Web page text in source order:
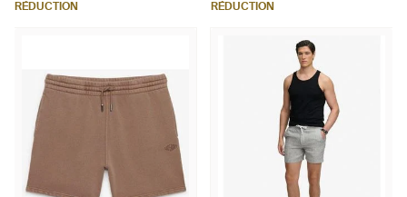
RÉDUCTION RÉDUCTION